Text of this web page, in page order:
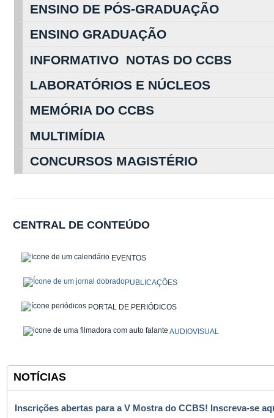
ENSINO DE PÓS-GRADUAÇÃO
ENSINO GRADUAÇÃO
INFORMATIVO NOTAS DO CCBS
LABORATÓRIOS E NÚCLEOS
MEMÓRIA DO CCBS
MULTIMÍDIA
CONCURSOS MAGISTÉRIO
CENTRAL DE CONTEÚDO
EVENTOS
PUBLICAÇÕES
PORTAL DE PERIÓDICOS
AUDIOVISUAL
NOTÍCIAS
Inscrições abertas para a V Mostra do CCBS! Inscreva-se